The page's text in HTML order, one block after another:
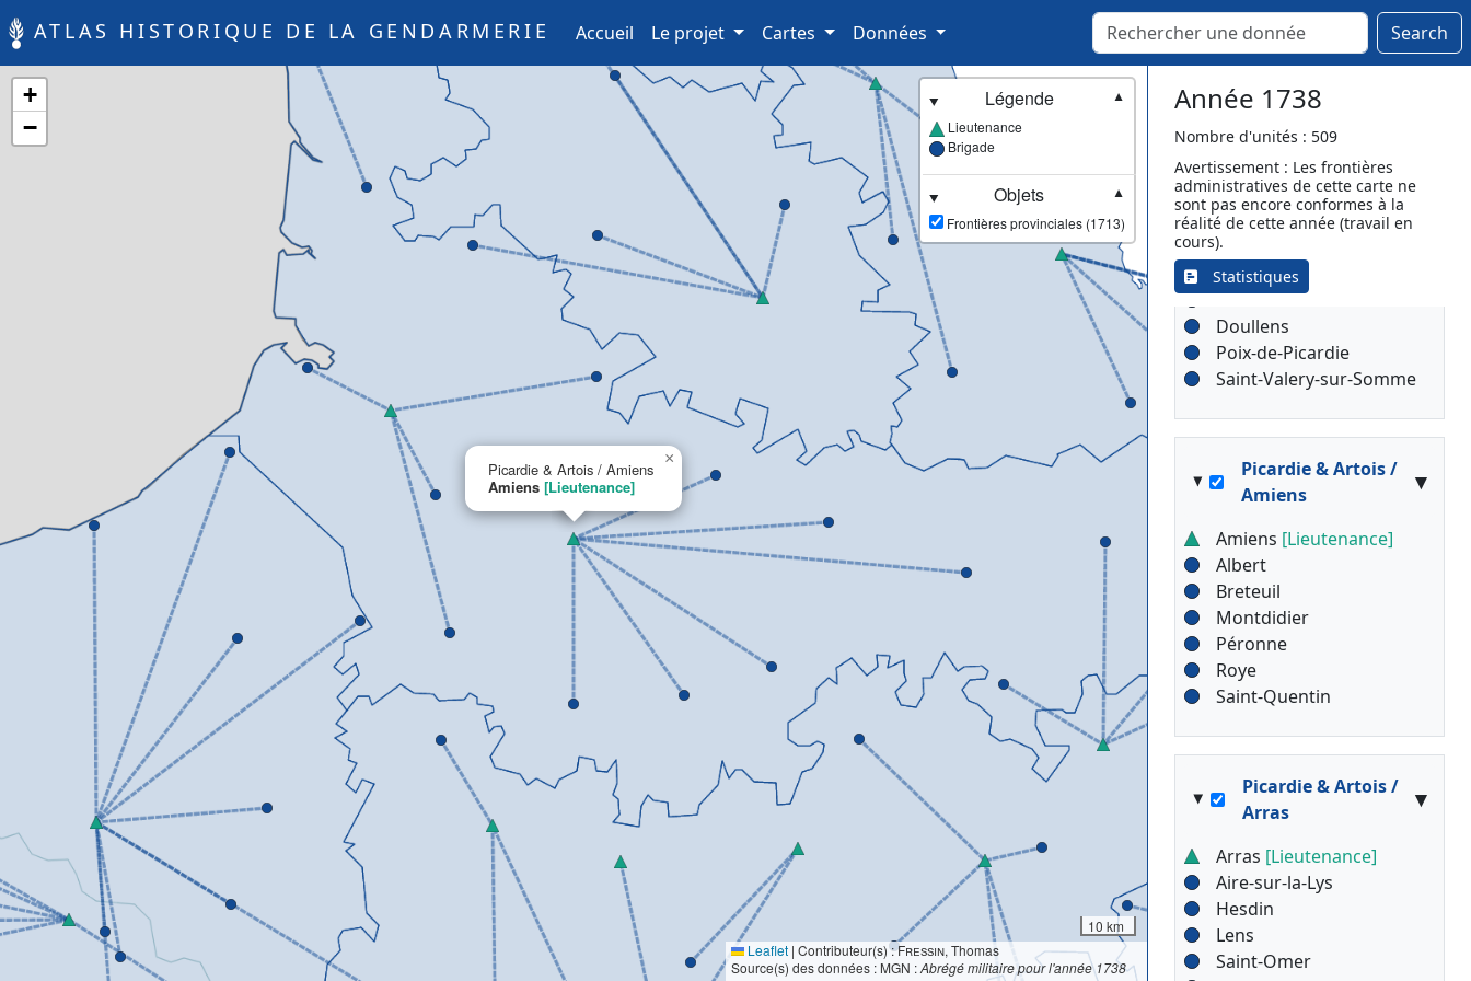
ATLAS HISTORIQUE DE LA GENDARMERIE Accueil (current)
Le projet Cartes Données Search
Picardie & Artois / Amiens
Amiens [Lieutenance]
×
+
−
Légende
▼
Lieutenance
Brigade
Objets
▼
Frontières provinciales (1713)
10 km
Leaflet | Contributeur(s) :Fressin, Thomas
Source(s) des données : MGN :Abrégé militaire pour l'année 1738
Année 1738
Nombre d'unités : 509
Avertissement : Les frontières
administratives de cette carte ne
sont pas encore conformes à la
réalité de cette année (travail en
cours).
Statistiques
Oloron-Sainte-Marie
(Oléron)
Saint-Jean-Pied-de-Port (St
Jean de Porc)
Tarbes
Picardie & Artois /
Abbeville
Abbeville[Lieutenance]
Airaines
Doullens
Poix-de-Picardie
Saint-Valery-sur-Somme
Picardie & Artois /
Amiens
▾
Amiens [Lieutenance]
Albert
Breteuil
Montdidier
Péronne
Roye
Saint-Quentin
Picardie & Artois /
Arras
▾
Arras [Lieutenance]
Aire-sur-la-Lys
Hesdin
Lens
Saint-Omer